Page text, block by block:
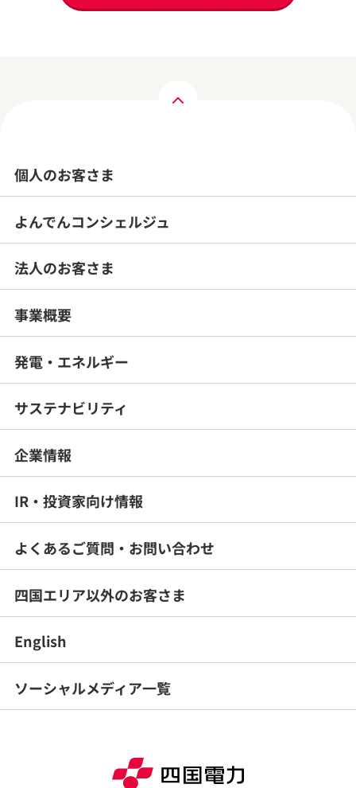
個人のお客さま
よんでんコンシェルジュ
法人のお客さま
事業概要
発電・エネルギー
サステナビリティ
企業情報
IR・投資家向け情報
よくあるご質問・ お問い合わせ
四国エリア以外のお客さま
English
ソーシャルメディア一覧